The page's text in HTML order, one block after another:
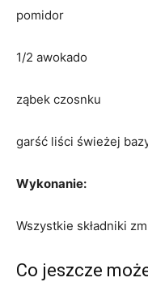
pomidor
1/2 awokado
ząbek czosnku
garść liści świeżej
Wykonanie:
Wszystkie składniki
Co jeszcze